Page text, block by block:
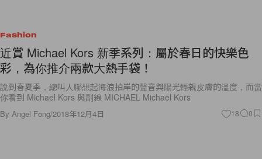
Fashion
近賞 Michael Kors 新季系列：屬於春日的快樂色
彩，為你推介兩款大熱手袋！
說到春夏季，總叫人聯想起海浪拍岸的聲音與陽光輕親皮膚的溫度，而當
你看到 Michael Kors 與副線 MICHAEL Michael Kors
By Angel Fong/2018年12月4日 18 0